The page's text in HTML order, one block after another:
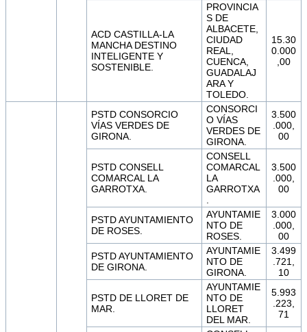
ACD CASTILLA-LA
MANCHA DESTINO
INTELIGENTE Y
SOSTENIBLE.
PROVINCIA
S DE
ALBACETE,
CIUDAD
REAL,
CUENCA,
GUADALAJ
ARA Y
TOLEDO.
15.30
0.000
,00
PSTD CONSORCIO
VÍAS VERDES DE
GIRONA.
CONSORCI
O VÍAS
VERDES DE
GIRONA.
3.500
.000,
00
PSTD CONSELL
COMARCAL LA
GARROTXA.
CONSELL
COMARCAL
LA
GARROTXA
3.500
.000,
00
PSTD AYUNTAMIENTO
DE ROSES.
AYUNTAMIE
NTO DE
ROSES.
3.000
.000,
00
PSTD AYUNTAMIENTO
DE GIRONA.
AYUNTAMIE
NTO DE
GIRONA.
3.499
.721,
10
PSTD DE LLORET DE
MAR.
AYUNTAMIE
NTO DE
LLORET
DEL MAR.
5.993
.223,
71